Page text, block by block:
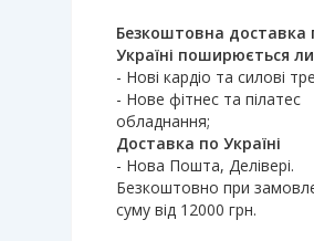
Безкоштовна доставка
Україні поширюється
- Нові кардіо та силові
- Нове фітнес та пілатес
обладнання;
Доставка по Україні
- Нова Пошта, Делівері.
Безкоштовно при
суму від 12000 грн.